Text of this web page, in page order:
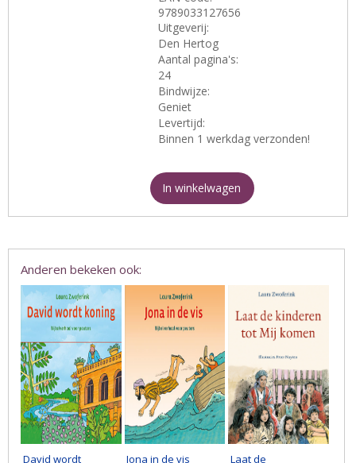
9789033127656
Uitgeverij:
Den Hertog
Aantal pagina's:
24
Bindwijze:
Geniet
Levertijd:
Binnen 1 werkdag verzonden!
In winkelwagen
Anderen bekeken ook:
David wordt
Jona in de vis
Laat de